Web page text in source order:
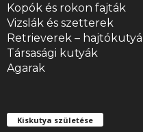
Kopók és rokon fajták
Vizslák és szetterek
Retrieverek –
Társasági kutyák
Agarak
Kiskutya születése